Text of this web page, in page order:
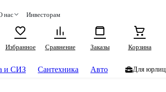
нас Инвесторам
Избранное
Сравнение Заказы Корзина
и СИЗ Сантехника Авто Для юрлиц